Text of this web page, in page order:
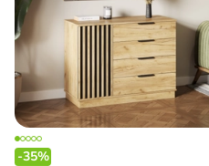
-35%